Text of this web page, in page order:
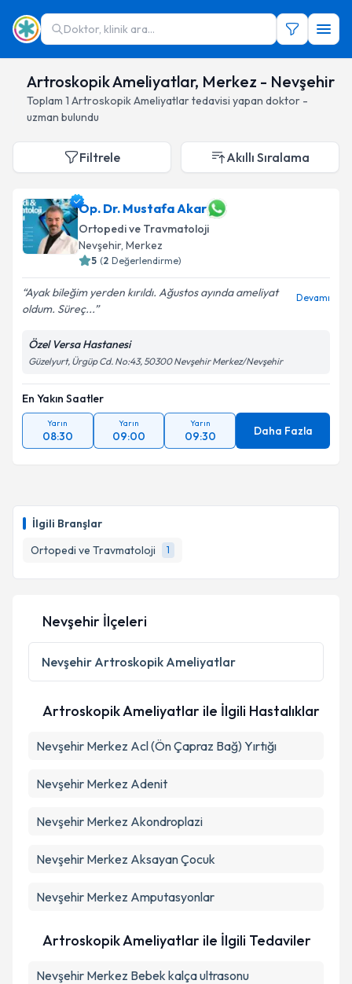
Doktor, klinik ara...
Artroskopik Ameliyatlar, Merkez - Nevşehir
Toplam 1 Artroskopik Ameliyatlartedavisi yapan doktor -
uzman bulundu
İlgili Branşlar
Ortopedi ve Travmatoloji
1
Filtrele Akıllı Sıralama
Op. Dr. Mustafa Akar
Ortopedi ve Travmatoloji
Nevşehir, Merkez
5 (2 Değerlendirme)
Ayak bileğim yerden kırıldı. Ağustos ayında ameliyat
oldum. Süreç...
Devamı
Özel Versa Hastanesi
Güzelyurt, Ürgüp Cd. No:43, 50300 Nevşehir Merkez/Nevşehir
En Yakın Saatler
Yarın
08:30
Yarın
09:00
Yarın
09:30 Daha Fazla
Nevşehir İlçeleri
Nevşehir Artroskopik Ameliyatlar
Artroskopik Ameliyatlar ile İlgili Hastalıklar
Nevşehir Merkez Acl (Ön Çapraz Bağ) Yırtığı
Nevşehir Merkez Adenit
Nevşehir Merkez Akondroplazi
Nevşehir Merkez Aksayan Çocuk
Nevşehir Merkez Amputasyonlar
Artroskopik Ameliyatlar ile İlgili Tedaviler
Nevşehir Merkez Bebek kalça ultrasonu